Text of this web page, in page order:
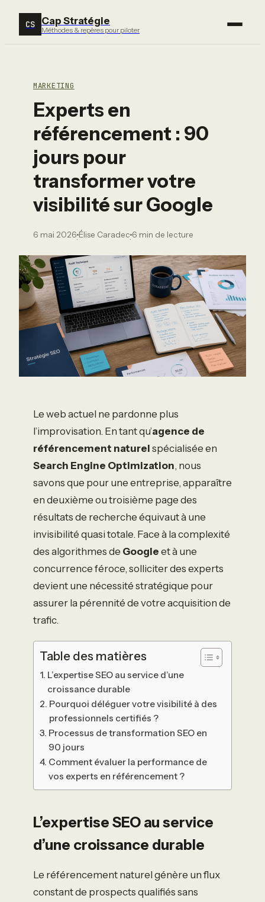
CS Cap Stratégie
Méthodes & repères pour piloter
MARKETING
Experts en
référencement : 90
jours pour
transformer votre
visibilité sur Google
6 mai 2026
·
Élise Caradec
·
6 min de lecture
Le web actuel ne pardonne plus
l’improvisation. En tant qu’agence de
référencement naturel spécialisée en
Search Engine Optimization, nous
savons que pour une entreprise, apparaître
en deuxième ou troisième page des
résultats de recherche équivaut à une
invisibilité quasi totale. Face à la complexité
des algorithmes de Google et à une
concurrence féroce, solliciter des experts
devient une nécessité stratégique pour
assurer la pérennité de votre acquisition de
trafic.
Table des matières
L’expertise SEO au service d’une
croissance durable
Pourquoi déléguer votre visibilité à des
professionnels certifiés ?
Processus de transformation SEO en
90 jours
Comment évaluer la performance de
vos experts en référencement ?
L’expertise SEO au service
d’une croissance durable
Le référencement naturel génère un flux
constant de prospects qualifiés sans